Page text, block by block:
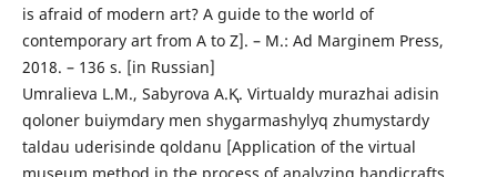
is afraid of modern art? A guide to the world of
contemporary art from A to Z]. – M.: Ad Marginem Press,
2018. – 136 s. [in Russian]
Umralieva L.M., Sabyrova A.Қ. Virtualdy murazhai adіsіn
qoloner buiymdary men shygarmashylyq zhumystardy
taldau uderіsіnde qoldanu [Application of the virtual